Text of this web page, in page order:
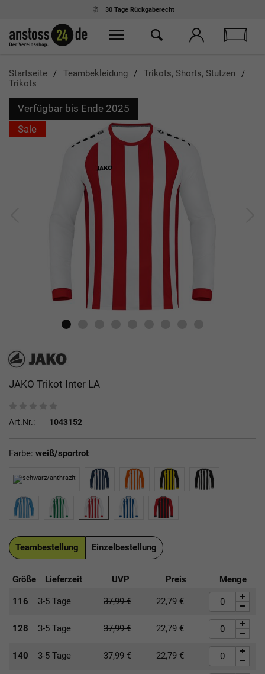
30 Tage Rückgaberecht
Startseite Teambekleidung
Trikots, Shorts, Stutzen
Trikots
Verfügbar bis Ende 2025
Sale
JAKO Trikot Inter LA
Art.Nr.: 1043152
Farbe: weiß/sportrot
Teambestellung Einzelbestellung
Größe Lieferzeit UVP Preis Menge
116 3-5 Tage 37,99€ 22,79 €
128 3-5 Tage 37,99€ 22,79 €
140 3-5 Tage 37,99€ 22,79 €